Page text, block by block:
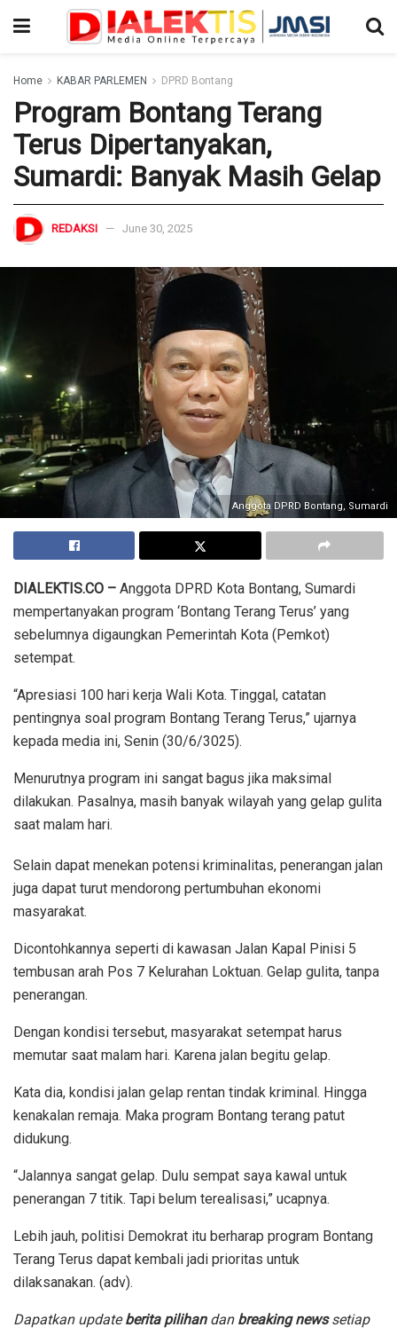
Home KABAR PARLEMEN DPRD Bontang
Program Bontang Terang
Terus Dipertanyakan,
Sumardi: Banyak Masih Gelap
REDAKSI June 30, 2025
Anggota DPRD Bontang, Sumardi
DIALEKTIS.CO – Anggota DPRD Kota Bontang, Sumardi
mempertanyakan program ‘Bontang Terang Terus’ yang
sebelumnya digaungkan Pemerintah Kota (Pemkot)
setempat.
“Apresiasi 100 hari kerja Wali Kota. Tinggal, catatan
pentingnya soal program Bontang Terang Terus,” ujarnya
kepada media ini, Senin (30/6/3025).
Menurutnya program ini sangat bagus jika maksimal
dilakukan. Pasalnya, masih banyak wilayah yang gelap gulita
saat malam hari.
Selain dapat menekan potensi kriminalitas, penerangan jalan
juga dapat turut mendorong pertumbuhan ekonomi
masyarakat.
Dicontohkannya seperti di kawasan Jalan Kapal Pinisi 5
tembusan arah Pos 7 Kelurahan Loktuan. Gelap gulita, tanpa
penerangan.
Dengan kondisi tersebut, masyarakat setempat harus
memutar saat malam hari. Karena jalan begitu gelap.
Kata dia, kondisi jalan gelap rentan tindak kriminal. Hingga
kenakalan remaja. Maka program Bontang terang patut
didukung.
“Jalannya sangat gelap. Dulu sempat saya kawal untuk
penerangan 7 titik. Tapi belum terealisasi,” ucapnya.
Lebih jauh, politisi Demokrat itu berharap program Bontang
Terang Terus dapat kembali jadi prioritas untuk
dilaksanakan. (adv).
Dapatkan updateberita pilihan dan breaking newssetiap